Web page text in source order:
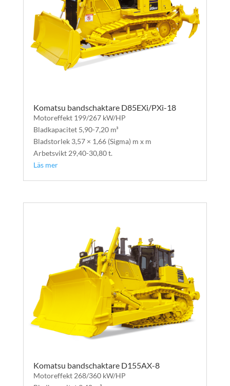
Komatsu bandschaktare D85EXi/PXi-18
Motoreffekt 199/267 kW/HP
Bladkapacitet 5,90-7,20 m³
Bladstorlek 3,57 × 1,66 (Sigma) m x m
Arbetsvikt 29,40-30,80 t.
Läs mer
Komatsu bandschaktare D155AX-8
Motoreffekt 268/360 kW/HP